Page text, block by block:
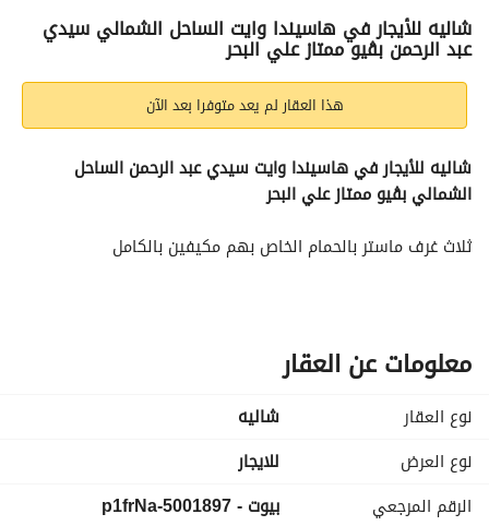
الاماكن القريبة
شاليه للأيجار في هاسيندا وايت الساحل الشمالي سيدي
عبد الرحمن بڤيو ممتاز علي البحر
هذا العقار لم يعد متوفرا بعد الآن
الشمالي بڤيو ممتاز علي البحر
ثلاث غرف ماستر بالحمام الخاص بهم مكيفين بالكامل
حمام ضيوف
ڤيو علي البحر بتيراس مفروش
قريب جدآ من البحر و من كل الخدمات
أسعار خاصة للفترات الطويلة
معلومات عن العقار
نوع العقار
شاليه
نوع العرض
للايجار
الرقم المرجعي
بيوت - 5001897-p1frNa